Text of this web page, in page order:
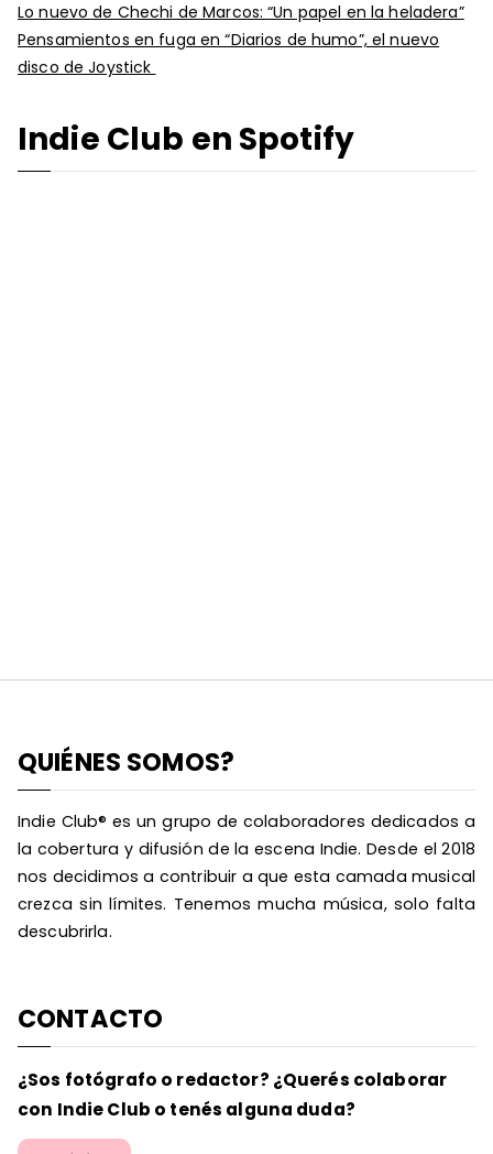
Lo nuevo de Chechi de Marcos: “Un papel en la heladera”
Pensamientos en fuga en “Diarios de humo”, el nuevo
disco de Joystick
Indie Club en Spotify
QUIÉNES SOMOS?
Indie Club® es un grupo de colaboradores dedicados a
la cobertura y difusión de la escena Indie. Desde el 2018
nos decidimos a contribuir a que esta camada musical
crezca sin límites. Tenemos mucha música, solo falta
descubrirla.
CONTACTO
¿Sos fotógrafo o redactor? ¿Querés colaborar
con Indie Club o tenés alguna duda?